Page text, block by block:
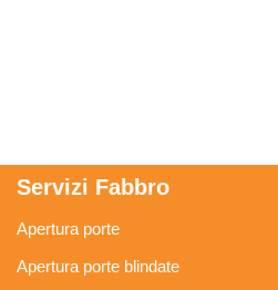
Servizi Fabbro
Apertura porte
Apertura porte blindate